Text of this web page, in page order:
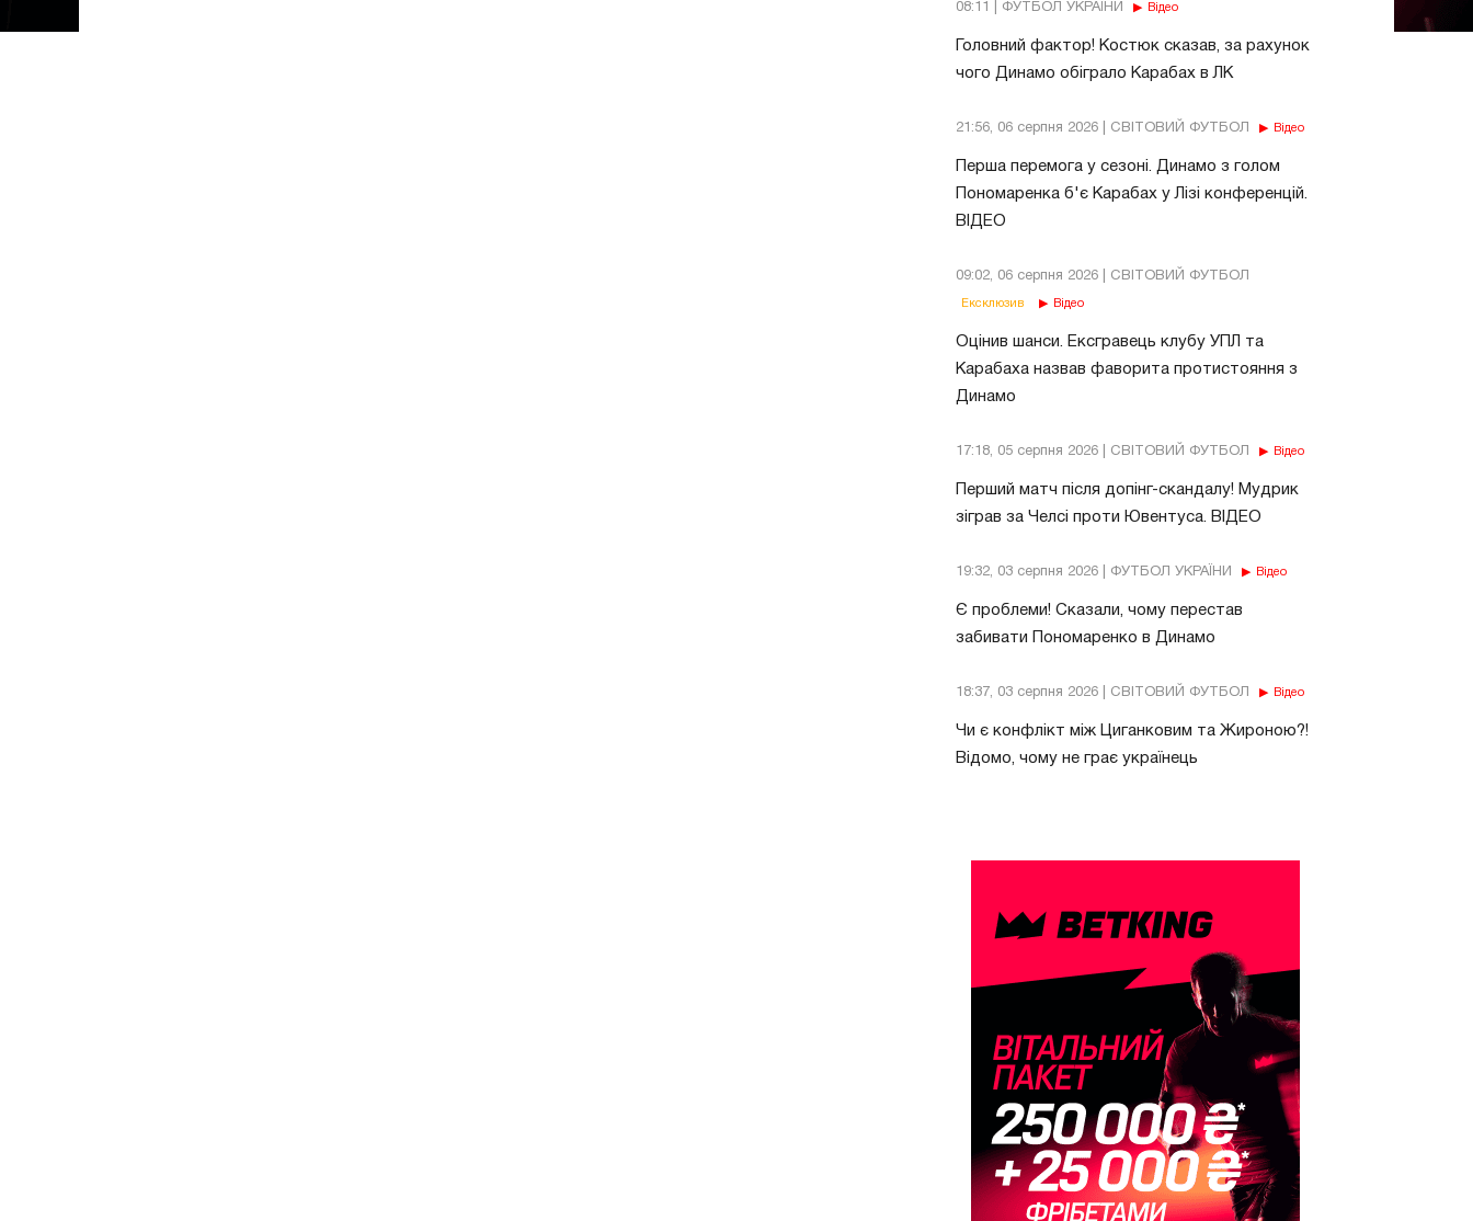
08:11 | ФУТБОЛ УКРАЇНИ Відео
Головний фактор! Костюк сказав, за рахунок
чого Динамо обіграло Карабах в ЛК
21:56, 06 серпня 2026 | СВІТОВИЙ ФУТБОЛ Відео
Перша перемога у сезоні. Динамо з голом
Пономаренка б'є Карабах у Лізі конференцій.
ВІДЕО
09:02, 06 серпня 2026 | СВІТОВИЙ ФУТБОЛ
Ексклюзив Відео
Оцінив шанси. Ексгравець клубу УПЛ та
Карабаха назвав фаворита протистояння з
Динамо
17:18, 05 серпня 2026 | СВІТОВИЙ ФУТБОЛ Відео
Перший матч після допінг-скандалу! Мудрик
зіграв за Челсі проти Ювентуса. ВІДЕО
19:32, 03 серпня 2026 | ФУТБОЛ УКРАЇНИ Відео
Є проблеми! Сказали, чому перестав
забивати Пономаренко в Динамо
18:37, 03 серпня 2026 | СВІТОВИЙ ФУТБОЛ Відео
Чи є конфлікт між Циганковим та Жироною?!
Відомо, чому не грає українець